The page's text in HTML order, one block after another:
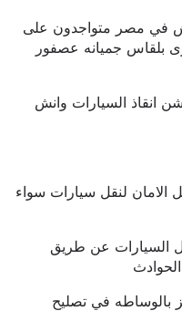
في مصر متواجدون على
بلقاس جميانه عصفور
انقاذ السيارات وانش
الامان لنقل سيارات سواء
السيارات عن طريق
بالوساطه في تصليح